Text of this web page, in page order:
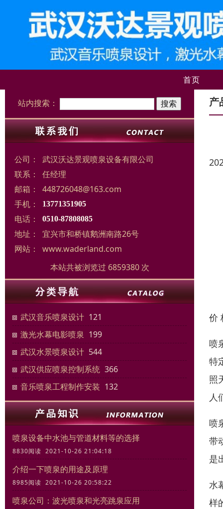
首页
站内搜索：
公司：
武汉沃达景观喷泉设备有限公司
联系：
任经理
邮箱：
448726048@163.com
手机：
13771351905
电话： 0510-87808085
地址：
宜兴市和桥镇鹅洲南路26号
网站：
www.waderland.com
本站共被浏览过 6859380 次
武汉音乐喷泉设计 121
激光水幕电影喷泉 199
武汉水景喷泉设计 544
武汉供应喷泉控制系统 366
音乐喷泉工程制作安装 132
喷泉设备中水池与管道材料等的选择
8830阅读 2021-10-26 21:04:18
介绍一下喷泉的用途及原理
8985阅读 2021-10-26 20:58:22
喷泉公司：波光喷泉和光亮跳泉应用
产
价
喷
特
照
人
喷
带
是
水
样